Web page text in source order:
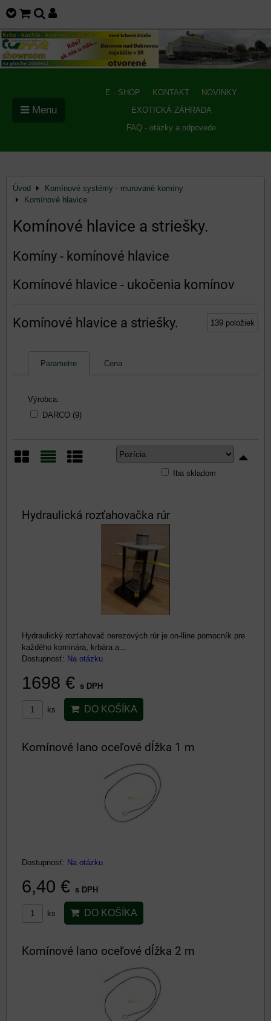
E - SHOP KONTAKT
NOVINKY
EXOTICKÁ ZÁHRADA
FAQ - otázky a odpovede
Menu
Úvod
Komínové systémy - murované komíny
Komínové hlavice
Komínové hlavice a striešky.
Komíny - komínové hlavice
Komínové hlavice - ukočenia komínov
Komínové hlavice a striešky. 139 položiek
Parametre Cena
Výrobca:
DARCO (9)
Iba skladom
Hydraulická rozťahovačka rúr
Hydraulický rozťahovač nerezových rúr je on-lline pomocník pre
každého kominára, krbára a...
Dostupnosť: Na otázku
1698 € s DPH
ks DO KOŠÍKA
Komínové lano oceľové dĺžka 1 m
Dostupnosť: Na otázku
6,40 € s DPH
ks DO KOŠÍKA
Komínové lano oceľové dĺžka 2 m